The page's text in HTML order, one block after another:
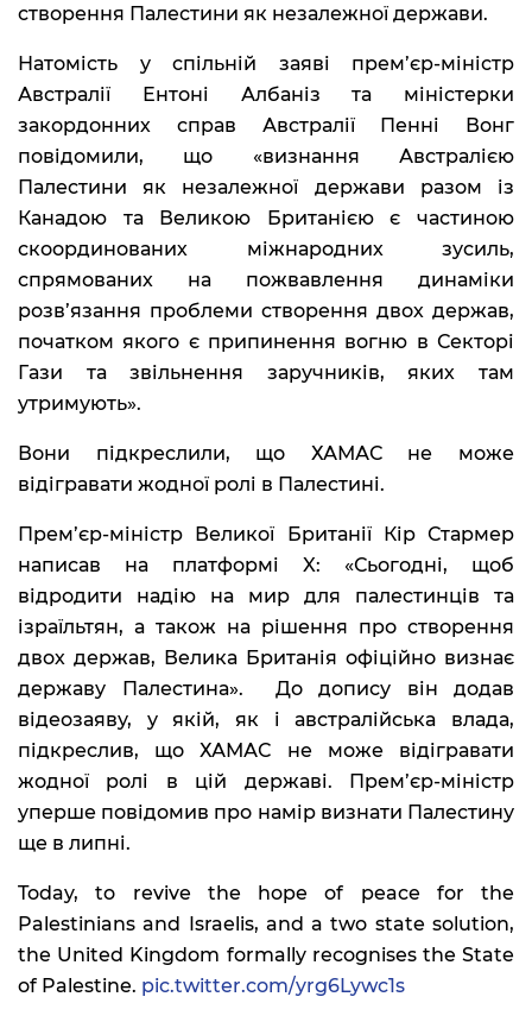
створення Палестини як незалежної держави.
Натомість у спільній заяві прем’єр-міністр
Австралії Ентоні Албаніз та міністерки
закордонних справ Австралії Пенні Вонг
повідомили, що «визнання Австралією
Палестини як незалежної держави разом із
Канадою та Великою Британією є частиною
скоординованих міжнародних зусиль,
спрямованих на пожвавлення динаміки
розв’язання проблеми створення двох держав,
початком якого є припинення вогню в Секторі
Гази та звільнення заручників, яких там
утримують».
Вони підкреслили, що ХАМАС не може
відігравати жодної ролі в Палестині.
Прем’єр-міністр Великої Британії Кір Стармер
написав на платформі X: «Сьогодні, щоб
відродити надію на мир для палестинців та
ізраїльтян, а також на рішення про створення
двох держав, Велика Британія офіційно визнає
державу Палестина». До допису він додав
відеозаяву, у якій, як і австралійська влада,
підкреслив, що ХАМАС не може відігравати
жодної ролі в цій державі. Прем’єр-міністр
уперше повідомив про намір визнати Палестину
ще в липні.
Today, to revive the hope of peace for the
Palestinians and Israelis, and a two state solution,
the United Kingdom formally recognises the State
of Palestine. pic.twitter.com/yrg6Lywc1s